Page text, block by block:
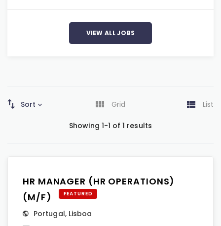
VIEW ALL JOBS
Sort Grid List
Showing 1-1 of 1 results
HR MANAGER (HR OPERATIONS)
(M/F)
FEATURED
Portugal, Lisboa